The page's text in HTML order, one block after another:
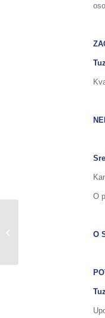
O
O
u Federaciji BiH, za